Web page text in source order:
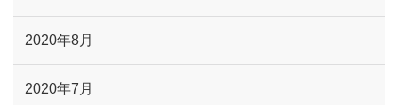
2020年8月
2020年7月